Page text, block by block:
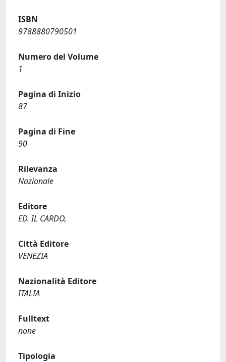
ISBN
9788880790501
Numero del Volume
1
Pagina di Inizio
87
Pagina di Fine
90
Rilevanza
Nazionale
Editore
ED. IL CARDO,
Città Editore
VENEZIA
Nazionalità Editore
ITALIA
Fulltext
none
Tipologia